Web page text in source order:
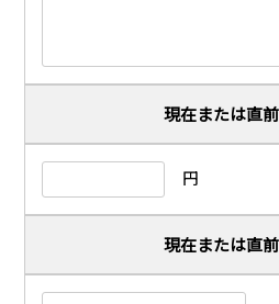
現在または直
円
現在または直